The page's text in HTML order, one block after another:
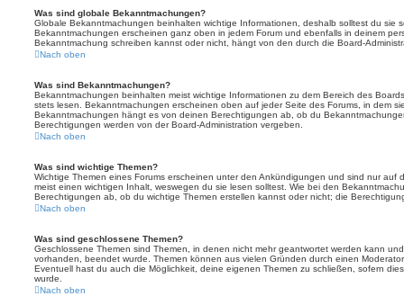
Was sind globale Bekanntmachungen?
Globale Bekanntmachungen beinhalten wichtige Informationen, deshalb solltest du sie
Bekanntmachungen erscheinen ganz oben in jedem Forum und ebenfalls in deinem
Bekanntmachung schreiben kannst oder nicht, hängt von den durch die Board-
Nach oben
Was sind Bekanntmachungen?
Bekanntmachungen beinhalten meist wichtige Informationen zu dem Bereich des
stets lesen. Bekanntmachungen erscheinen oben auf jeder Seite des Forums, in dem
Bekanntmachungen hängt es von deinen Berechtigungen ab, ob du
Berechtigungen werden von der Board-Administration vergeben.
Nach oben
Was sind wichtige Themen?
Wichtige Themen eines Forums erscheinen unter den Ankündigungen und sind nur auf
meist einen wichtigen Inhalt, weswegen du sie lesen solltest. Wie bei den
Berechtigungen ab, ob du wichtige Themen erstellen kannst oder nicht; die
Nach oben
Was sind geschlossene Themen?
Geschlossene Themen sind Themen, in denen nicht mehr geantwortet werden kann
vorhanden, beendet wurde. Themen können aus vielen Gründen durch einen
Eventuell hast du auch die Möglichkeit, deine eigenen Themen zu schließen, sofern
wurde.
Nach oben